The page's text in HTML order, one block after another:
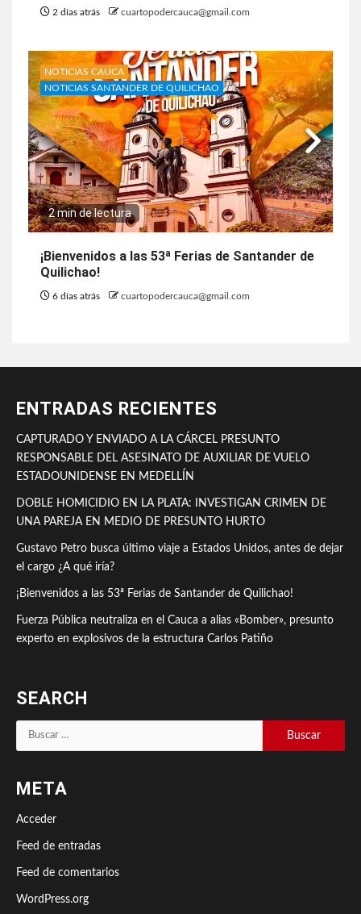
2 días atrás cuartopodercauca@gmail.com
NOTICIAS CAUCA
NOTICIAS SANTANDER DE QUILICHAO
2 min de lectura
¡Bienvenidos a las 53ª Ferias de Santander de
Quilichao!
6 días atrás cuartopodercauca@gmail.com
ENTRADAS RECIENTES
CAPTURADO Y ENVIADO A LA CÁRCEL PRESUNTO
RESPONSABLE DEL ASESINATO DE AUXILIAR DE VUELO
ESTADOUNIDENSE EN MEDELLÍN
DOBLE HOMICIDIO EN LA PLATA: INVESTIGAN CRIMEN DE
UNA PAREJA EN MEDIO DE PRESUNTO HURTO
Gustavo Petro busca último viaje a Estados Unidos, antes de dejar
el cargo ¿A qué iría?
¡Bienvenidos a las 53ª Ferias de Santander de Quilichao!
Fuerza Pública neutraliza en el Cauca a alias «Bomber», presunto
experto en explosivos de la estructura Carlos Patiño
SEARCH
Buscar:
META
Acceder
Feed de entradas
Feed de comentarios
WordPress.org